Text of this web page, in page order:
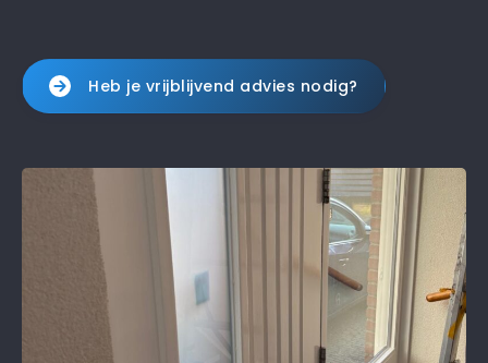
Heb je vrijblijvend advies nodig?